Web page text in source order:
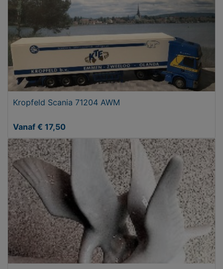
Kropfeld Scania 71204 AWM
Vanaf € 17,50